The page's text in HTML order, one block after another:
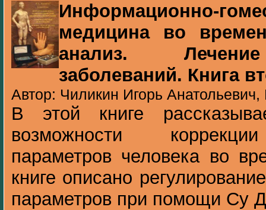
Информационно-
медицина во
анализ.
заболеваний. Книга
Автор: Чиликин Игорь Анатольевич,
В этой книге
возможности
параметров человека во
книге описано
параметров при помощи Су